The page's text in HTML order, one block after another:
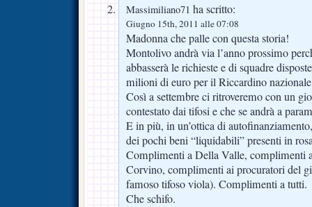
Massimiliano71 ha scritto:
Giugno 15th, 2011 alle 07:08
Madonna che palle con questa storia!
Montolivo andrà via l’anno prossimo
abbasserà le richieste e di squadre
milioni di euro per il Riccardino
Così a settembre ci ritroveremo con un
contestato dai tifosi e che se andrà a
E in più, in un’ottica di
dei pochi beni “liquidabili” presenti in
Complimenti a Della Valle, complimenti
Corvino, complimenti ai procuratori del
famoso tifoso viola). Complimenti a tutti.
Che schifo.